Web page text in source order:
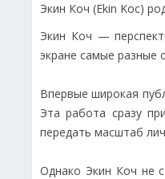
Экин Коч (Ekin Koc)
Экин Коч —
экране самые разные
Впервые широкая
Эта работа сразу
передать масштаб
Однако Экин Коч не